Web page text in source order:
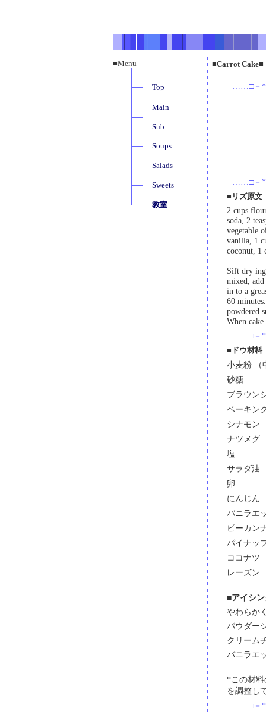
■Menu
Top
Main
Sub
Soups
Salads
Sweets
教室
■Carrot
……□－
……□－
■リズ原文
2 cups
soda, 2
vegetable
vanilla, 1
coconut, 1
Sift dry
mixed,
in to a
60
powdered
When
……□－
■ドウ材料
小麦粉 （
砂糖
ブラウン
ベーキン
シナモン
ナツメグ
塩
サラダ油
卵
にんじん
バニラエ
ピーカン
パイナッ
ココナツ
レーズン
■アイシ
やわらか
パウダー
クリーム
バニラエ
*この材料
を調整し
……□－